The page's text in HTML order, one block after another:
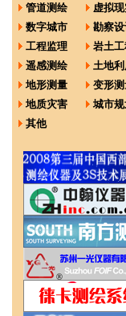
管道测绘
虚拟
数字城市
勘察
工程监理
岩土
遥感测绘
土地利
地形测量
变形
地质灾害
城市规
其他